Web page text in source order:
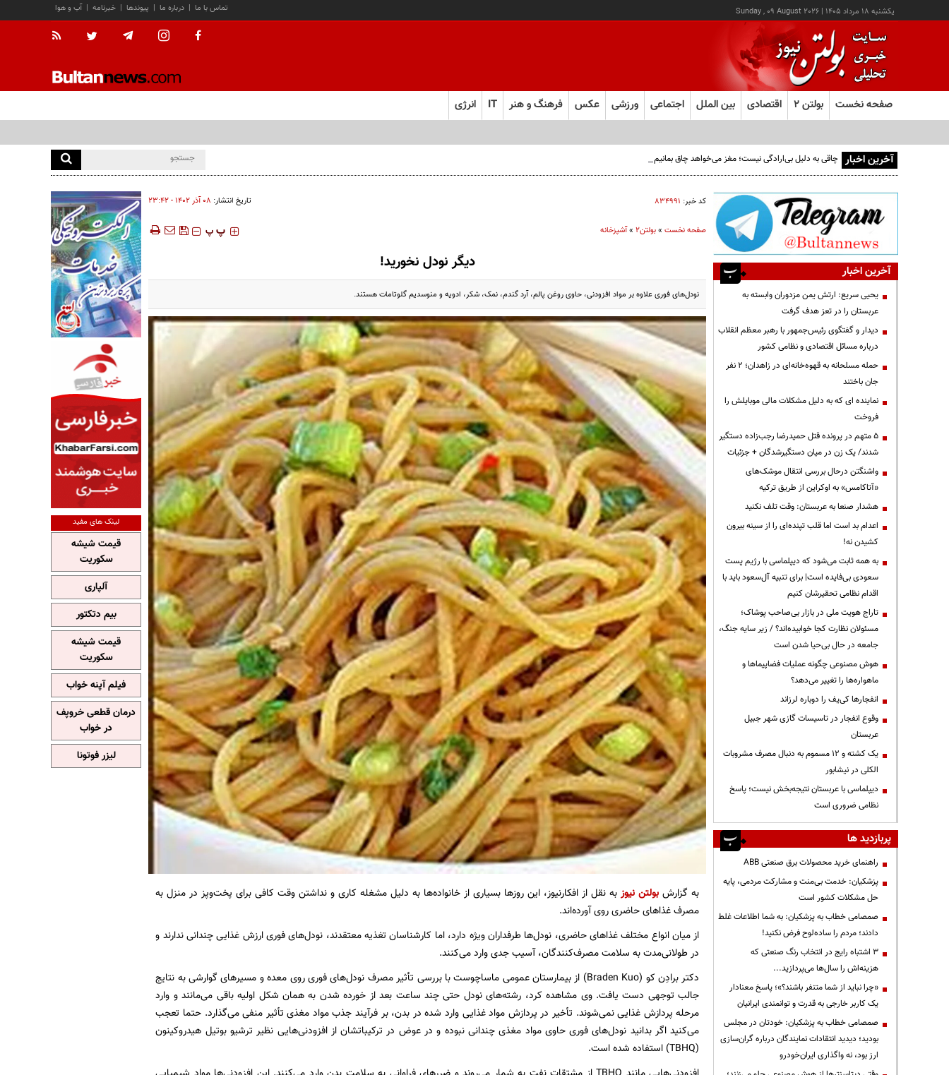
يکشنبه ۱۸ مرداد ۱۴۰۵ |
Sunday , 09 August 2026 آب و هوا | خبرنامه | پیوندها | درباره ما | تماس با ما
صفحه نخست بولتن ۲ اقتصادی بین الملل اجتماعی ورزشی عکس فرهنگ و هنر IT انرژی
آخرین اخبار چاقی به دلیل بی‌ارادگی نیست؛ مغز می‌خواهد چاق بمانیم!
کد خبر: ۸۳۴۹۹۱ تاریخ انتشار: ۰۸ آذر ۱۴۰۲ - ۲۳:۴۲
صفحه نخست»بولتن2 »آشپزخانه ‍‍‍ پ پ
دیگر نودل نخورید!
نودل‌های فوری علاوه بر مواد افزودنی، حاوی روغن پالم، آرد گندم، نمک، شکر، ادویه و منوسدیم گلوتامات هستند.
به گزارش بولتن نیوزبه نقل از افکارنیوز، این روزها بسیاری از خانواده‌ها به دلیل مشغله‌ کاری و نداشتن وقت کافی برای پخت‌و‌پز در منزل به
مصرف غذاهای حاضری روی آورده‌اند.
از میان انواع مختلف غذاهای حاضری، نودل‌ها طرفداران ویژه‌ دارد، اما کارشناسان تغذیه معتقدند، نودل‌های فوری‌ ارزش غذایی چندانی ندارند و
در طولانی‌مدت به سلامت مصرف‌کنندگان، آسیب جدی وارد می‌کنند.
دکتر برادِن کو (Braden Kuo) از بیمارستان عمومی ماساچوست با بررسی تأثیر مصرف نودل‌های فوری روی معده و مسیرهای گوارشی به نتایج
جالب توجهی دست یافت. وی مشاهده کرد، رشته‌های نودل حتی چند ساعت بعد از خورده شدن به همان شکل اولیه باقی می‌مانند و وارد
مرحله پردازش غذایی نمی‌شوند. تأخیر در پردازش مواد غذایی وارد شده در بدن، بر فرآیند جذب مواد مغذی تأثیر منفی می‌گذارد. حتما تعجب
می‌کنید اگر بدانید نودل‌های فوری حاوی مواد مغذی چندانی نبوده و در عوض در ترکیباتشان از افزودنی‌هایی نظیر ترشیو بوتیل هیدروکینون
(TBHQ) استفاده شده است.
آخرین اخبار
یحیی سریع: ارتش یمن مزدوران وابسته به
عربستان را در تعز هدف گرفت
دیدار و گفتگوی رئیس‌جمهور با رهبر معظم انقلاب
درباره مسائل اقتصادی و نظامی کشور
حمله مسلحانه به قهوه‌خانه‌ای در زاهدان؛ ۲ نفر
جان باختند
نماینده ای که به دلیل مشکلات مالی موبایلش را
فروخت
۵ متهم در پرونده قتل حمیدرضا رجب‌زاده دستگیر
شدند/ یک زن در میان دستگیرشدگان + جزئیات
واشنگتن درحال بررسی انتقال موشک‌های
«آتاکامس» به اوکراین از طریق ترکیه
هشدار صنعا به عربستان: وقت تلف نکنید
اعدام بد است اما قلب تپنده‌ای را از سینه بیرون
کشیدن نه!
به همه ثابت می‌شود که دیپلماسی با رژیم پست
سعودی بی‌فایده است| برای تنبیه آل‌سعود باید با
اقدام نظامی تحقیرشان کنیم
تاراج هویت ملی در بازار بی‌صاحب پوشاک؛
مسئولان نظارت کجا خوابیده‌اند؟ / زیر سایه جنگ،
جامعه در حال بی‌حیا شدن است
هوش مصنوعی چگونه عملیات فضاپیماها و
ماهواره‌ها را تغییر می‌دهد؟
انفجارها کی‌یف را دوباره لرزاند
وقوع انفجار در تاسیسات گازی شهر جبیل
عربستان
یک کشته و ۱۲ مسموم به دنبال مصرف مشروبات
الکلی در نیشابور
دیپلماسی با عربستان نتیجه‌بخش نیست؛ پاسخ
نظامی ضروری است
پربازدید ها
راهنمای خرید محصولات برق صنعتی ABB
پزشکیان: خدمت بی‌منت و مشارکت مردمی، پایه
حل مشکلات کشور است
صمصامی خطاب به پزشکیان: به شما اطلاعات غلط
دادند؛ مردم را ساده‌لوح فرض نکنید!
3 اشتباه رایج در انتخاب رنگ صنعتی که
هزینه‌اش را سال‌ها می‌پردازید...
«چرا نباید از شما متنفر باشند؟»؛ پاسخ معنادار
یک کاربر خارجی به قدرت و توانمندی ایرانیان
صمصامی خطاب به پزشکیان: خودتان در مجلس
بودید؛ دیدید انتقادات نمایندگان درباره گران‌سازی
ارز بود، نه واگذاری ایران‌خودرو
لینک های مفید
قیمت شیشه
سکوریت
آلپاری
بیم دتکتور
قیمت شیشه
سکوریت
فیلم آپنه خواب
درمان قطعی خروپف
در خواب
لیزر فوتونا